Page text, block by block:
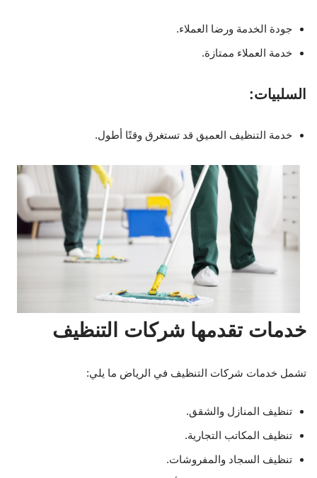
جودة الخدمة ورضا العملاء.
خدمة العملاء ممتازة.
السلبيات:
خدمة التنظيف العميق قد تستغرق وقتًا أطول.
خدمات تقدمها شركات التنظيف
تشمل خدمات شركات التنظيف في الرياض ما يلي:
تنظيف المنازل والشقق.
تنظيف المكاتب التجارية.
تنظيف السجاد والمفروشات.